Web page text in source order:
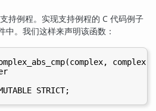
持例程。实现支持例程的 C 代码例子
。我们这样来声明该函数：
complex)